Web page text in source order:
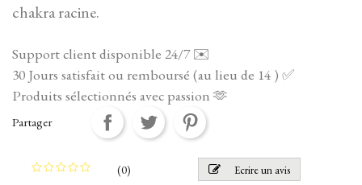
chakra racine.
Support client disponible 24/7 ✉️
30 Jours satisfait ou remboursé (au lieu de 14 ) ✅
Produits sélectionnés avec passion 🫶
Partager
(0) Ecrire un avis